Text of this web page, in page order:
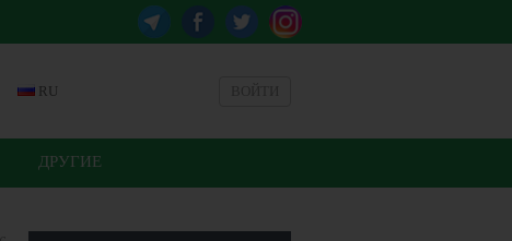
RU
ДРУГИЕ